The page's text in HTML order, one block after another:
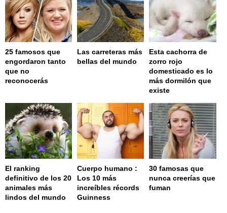
25 famosos que
engordaron tanto
que no
reconocerás
Las carreteras más
bellas del mundo
Esta cachorra de
zorro rojo
domesticado es lo
más dormilón que
existe
El ranking
definitivo de los 20
animales más
lindos del mundo
Cuerpo humano :
Los 10 más
increíbles récords
Guinness
30 famosas que
nunca creerías que
fuman